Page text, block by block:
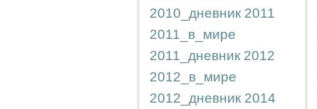
2010_дневник 2011
2011_в_мире
2011_дневник 2012
2012_в_мире
2012_дневник 2014